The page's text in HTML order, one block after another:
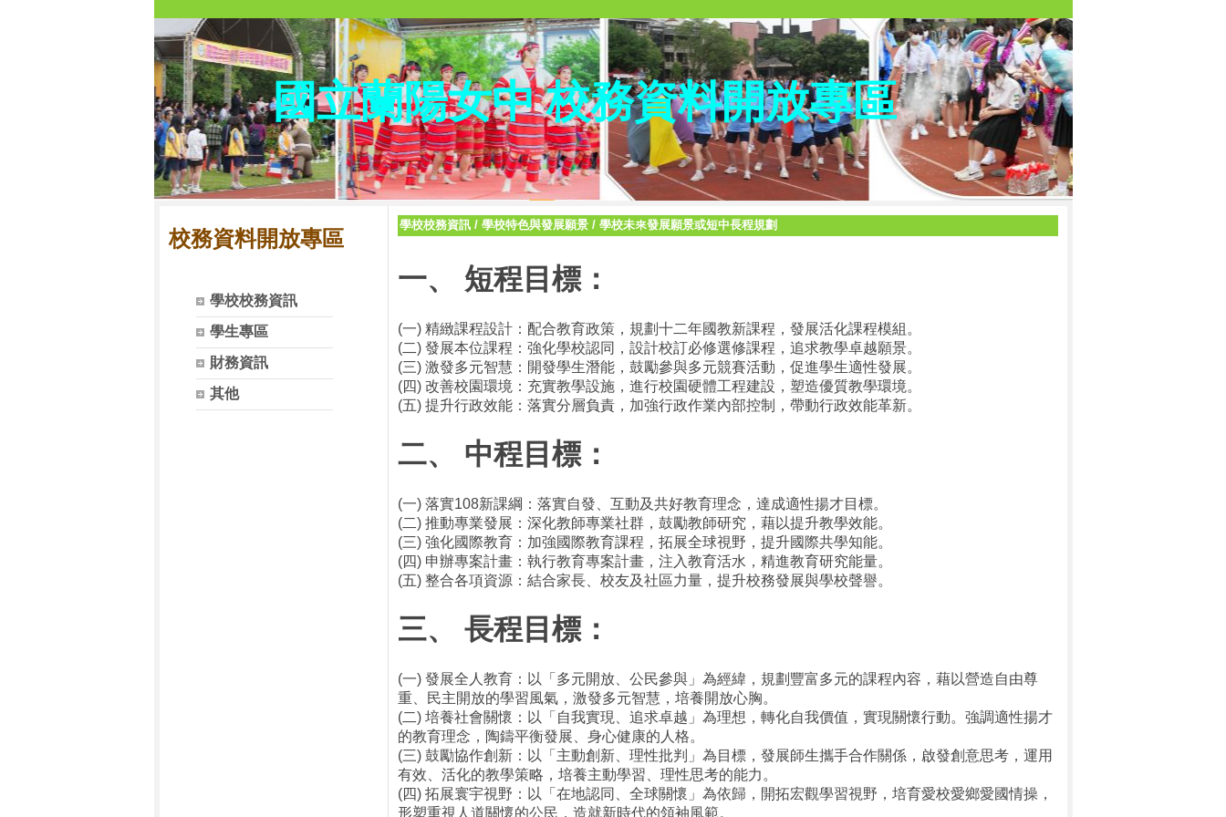
國立蘭陽女中 校務資料開放專區
校務資料開放專區
學校校務資訊
學生專區
財務資訊
其他
學校校務資訊/ 學校特色與發展願景/ 學校未來發展願景或短中長程規劃
一、 短程目標：
(一) 精緻課程設計：配合教育政策，規劃十二年國教新課程，發展活化課程模組。
(二) 發展本位課程：強化學校認同，設計校訂必修選修課程，追求教學卓越願景。
(三) 激發多元智慧：開發學生潛能，鼓勵參與多元競賽活動，促進學生適性發展。
(四) 改善校園環境：充實教學設施，進行校園硬體工程建設，塑造優質教學環境。
(五) 提升行政效能：落實分層負責，加強行政作業內部控制，帶動行政效能革新。
二、 中程目標：
(一) 落實108新課綱：落實自發、互動及共好教育理念，達成適性揚才目標。
(二) 推動專業發展：深化教師專業社群，鼓勵教師研究，藉以提升教學效能。
(三) 強化國際教育：加強國際教育課程，拓展全球視野，提升國際共學知能。
(四) 申辦專案計畫：執行教育專案計畫，注入教育活水，精進教育研究能量。
(五) 整合各項資源：結合家長、校友及社區力量，提升校務發展與學校聲譽。
三、 長程目標：
(一) 發展全人教育：以「多元開放、公民參與」為經緯，規劃豐富多元的課程內容，藉以營造自由尊
重、民主開放的學習風氣，激發多元智慧，培養開放心胸。
(二) 培養社會關懷：以「自我實現、追求卓越」為理想，轉化自我價值，實現關懷行動。強調適性揚才
的教育理念，陶鑄平衡發展、身心健康的人格。
(三) 鼓勵協作創新：以「主動創新、理性批判」為目標，發展師生攜手合作關係，啟發創意思考，運用
有效、活化的教學策略，培養主動學習、理性思考的能力。
(四) 拓展寰宇視野：以「在地認同、全球關懷」為依歸，開拓宏觀學習視野，培育愛校愛鄉愛國情操，
形塑重視人道關懷的公民，造就新時代的領袖風範。